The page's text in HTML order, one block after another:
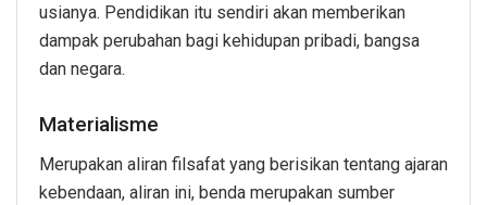
usianya. Pendidikan itu sendiri akan memberikan
dampak perubahan bagi kehidupan pribadi, bangsa
dan negara.
Materialisme
Merupakan aliran filsafat yang berisikan tentang ajaran
kebendaan, aliran ini, benda merupakan sumber